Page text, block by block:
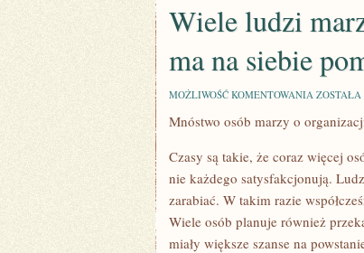
Wiele ludzi
ma na siebie
MOŻLIWOŚĆ KOMENTOWANIA WIELE
MARZY
JEDNAK
NIE
KAŻDY
MA
NA
SIEBIE
POMYSŁ
Mnóstwo osób marzy o
Czasy są takie, że coraz więcej
nie każdego satysfakcjonują.
zarabiać. W takim razie
Wiele osób planuje również
miały większe szanse na